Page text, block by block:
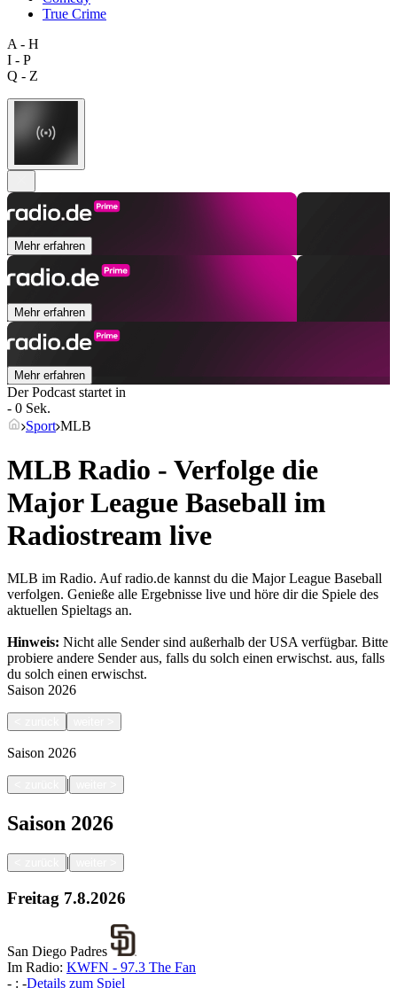
True Crime
A - H
I - P
Q - Z
Mehr erfahren
Mehr erfahren
Mehr erfahren
Der Podcast startet in
- 0 Sek.
Sport MLB
MLB Radio - Verfolge die
Major League Baseball im
Radiostream live
MLB im Radio. Auf radio.de kannst du die Major League Baseball
verfolgen. Genieße alle Ergebnisse live und höre dir die Spiele des
aktuellen Spieltags an.
Hinweis: Nicht alle Sender sind außerhalb der USA verfügbar. Bitte
probiere andere Sender aus, falls du solch einen erwischst. aus, falls
du solch einen erwischst.
Saison 2026
Saison 2026
|
Saison 2026
|
Freitag 7.8.2026
San Diego Padres
Im Radio: KWFN - 97.3 The Fan
- : -Details zum Spiel